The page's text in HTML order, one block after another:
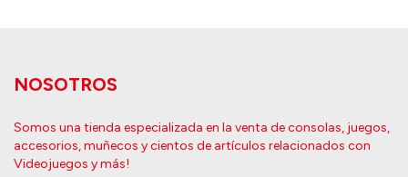
NOSOTROS
Somos una tienda especializada en la venta de consolas, juegos,
accesorios, muñecos y cientos de artículos relacionados con
Videojuegos y más!